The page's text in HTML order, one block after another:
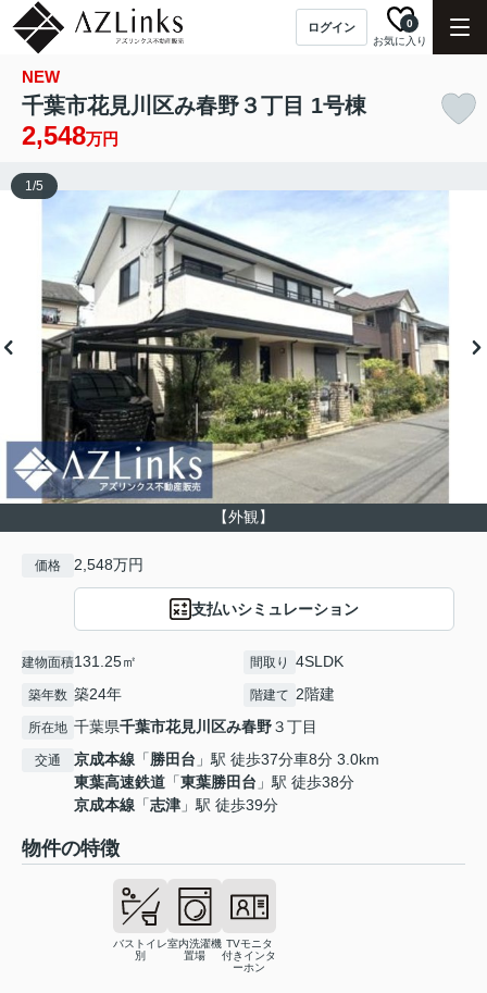
ログイン
お気に入り
0
NEW
千葉市花見川区み春野３丁目 1号棟
2,548万円
【外観】
1/5
価格 2,548万円
支払いシミュレーション
建物面積131.25㎡ 間取り 4SLDK
築年数 築24年 階建て 2階建
所在地 千葉県千葉市花見川区み春野３丁目
交通 京成本線 「勝田台 」駅 徒歩37分車8分 3.0km
東葉高速鉄道 「東葉勝田台 」駅 徒歩38分
京成本線 「志津 」駅 徒歩39分
物件の特徴
バストイレ
別
室内洗濯機
置場
TVモニタ
付きインタ
ーホン